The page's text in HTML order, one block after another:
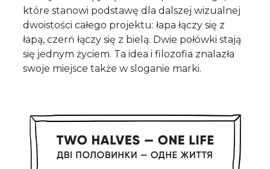
które stanowi podstawę dla dalszej wizualnej
dwoistości całego projektu: łapa łączy się z
łapą, czerń łączy się z bielą. Dwie połówki stają
się jednym życiem. Ta idea i filozofia znalazła
swoje miejsce także w sloganie marki.